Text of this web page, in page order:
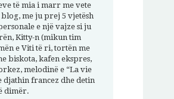
të mia i marr me vete
blog, me ju prej 5 vjetësh
e një vajze si ju
Kitty-n (mikun tim
e Viti të ri, tortën me
biskota, kafen ekspres,
melodinë e “La vie
djathin francez dhe detin
dimër.